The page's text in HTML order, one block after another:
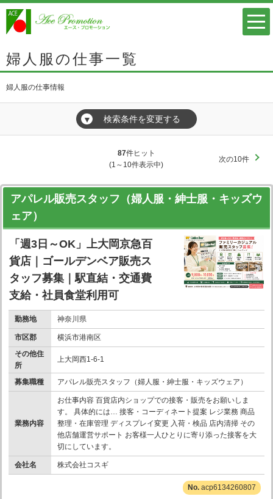
婦人服の仕事一覧
婦人服の仕事情報
▼ 検索条件を変更する
87件ヒット
(1～10件表示中)
次の10件
アパレル販売スタッフ（婦人服・紳士服・キッズウ
ェア）
「週3日～OK」上大岡京急百
貨店｜ゴールデンベア販売ス
タッフ募集｜駅直結・交通費
支給・社員食堂利用可
勤務地 神奈川県
市区郡
横浜市港南区
その他住
所
上大岡西1-6-1
募集職種 アパレル販売スタッフ（婦人服・紳士服・キッズウェア）
業務内容
お仕事内容 百貨店内ショップでの接客・販売をお願いしま
す。 具体的には… 接客・コーディネート提案 レジ業務 商品
整理・在庫管理 ディスプレイ変更 入荷・検品 店内清掃 その
他店舗運営サポート お客様一人ひとりに寄り添った接客を大
切にしています。
会社名 株式会社コスギ
acp6134260807